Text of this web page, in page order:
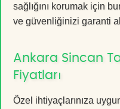
sağlığını korumak için
ve güvenliğinizi garanti
Ankara Sincan
Fiyatları
Özel ihtiyaçlarınıza